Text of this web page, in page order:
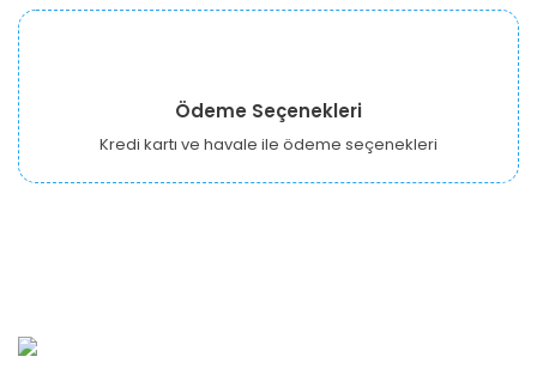
Ödeme Seçenekleri
Kredi kartı ve havale ile ödeme seçenekleri